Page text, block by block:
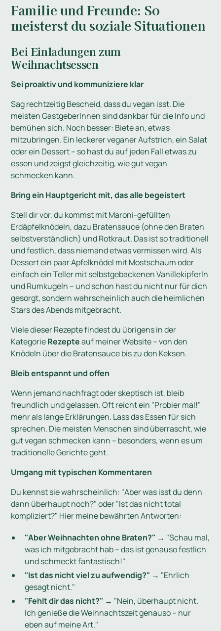
Familie und Freunde: So
meisterst du soziale Situationen
Bei Einladungen zum
Weihnachtsessen
Sei proaktiv und kommuniziere klar
Sag rechtzeitig Bescheid, dass du vegan isst. Die
meisten GastgeberInnen sind dankbar für die Info und
bemühen sich. Noch besser: Biete an, etwas
mitzubringen. Ein leckerer veganer Aufstrich, ein Salat
oder ein Dessert – so hast du auf jeden Fall etwas zu
essen und zeigst gleichzeitig, wie gut vegan
schmecken kann.
Bring ein Hauptgericht mit, das alle begeistert
Stell dir vor, du kommst mit Maroni-gefüllten
Erdäpfelknödeln, dazu Bratensauce (ohne den Braten
selbstverständlich) und Rotkraut. Das ist so traditionell
und festlich, dass niemand etwas vermissen wird. Als
Dessert ein paar Apfelknödel mit Mostschaum oder
einfach ein Teller mit selbstgebackenen Vanillekipferln
und Rumkugeln – und schon hast du nicht nur für dich
gesorgt, sondern wahrscheinlich auch die heimlichen
Stars des Abends mitgebracht.
Viele dieser Rezepte findest du übrigens in der
KategorieRezepteauf meiner Website – von den
Knödeln über die Bratensauce bis zu den Keksen.
Bleib entspannt und offen
Wenn jemand nachfragt oder skeptisch ist, bleib
freundlich und gelassen. Oft reicht ein "Probier mal!"
mehr als lange Erklärungen. Lass das Essen für sich
sprechen. Die meisten Menschen sind überrascht, wie
gut vegan schmecken kann – besonders, wenn es um
traditionelle Gerichte geht.
Umgang mit typischen Kommentaren
Du kennst sie wahrscheinlich: "Aber was isst du denn
dann überhaupt noch?" oder "Ist das nicht total
kompliziert?" Hier meine bewährten Antworten:
"Aber Weihnachten ohne Braten?" → "Schau mal,
was ich mitgebracht hab – das ist genauso festlich
und schmeckt fantastisch!"
"Ist das nicht viel zu aufwendig?" → "Ehrlich
gesagt nicht."
"Fehlt dir das nicht?" → "Nein, überhaupt nicht.
Ich genieße die Weihnachtszeit genauso – nur
eben auf meine Art."